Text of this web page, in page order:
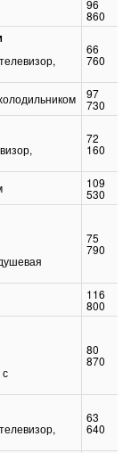
96
860
66
760
97
730
72
160
109
530
75
790
116
800
80
870
63
640